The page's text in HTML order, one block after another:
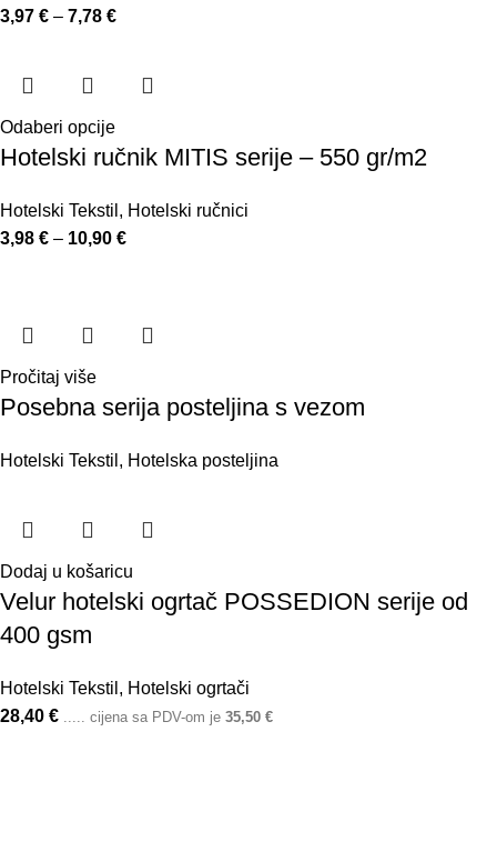
3,97 € – 7,78 €
Odaberi opcije
Hotelski ručnik MITIS serije – 550 gr/m2
Hotelski Tekstil , Hotelski ručnici
3,98 € – 10,90 €
Pročitaj više
Posebna serija posteljina s vezom
Hotelski Tekstil , Hotelska posteljina
Dodaj u košaricu
Velur hotelski ogrtač POSSEDION serije od
400 gsm
Hotelski Tekstil , Hotelski ogrtači
28,40 € ..... cijena sa PDV-om je 35,50 €